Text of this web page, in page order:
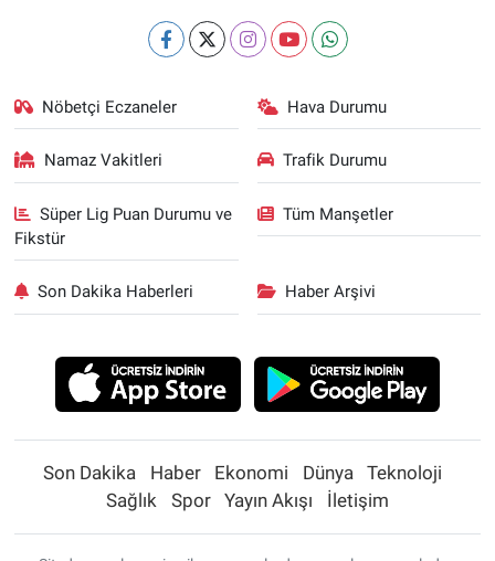
Nöbetçi Eczaneler Hava Durumu
Namaz Vakitleri Trafik Durumu
Süper Lig Puan Durumu ve
Fikstür
Tüm Manşetler
Son Dakika Haberleri Haber Arşivi
Son Dakika Haber Ekonomi Dünya
Teknoloji
Sağlık
Spor Yayın Akışı İletişim